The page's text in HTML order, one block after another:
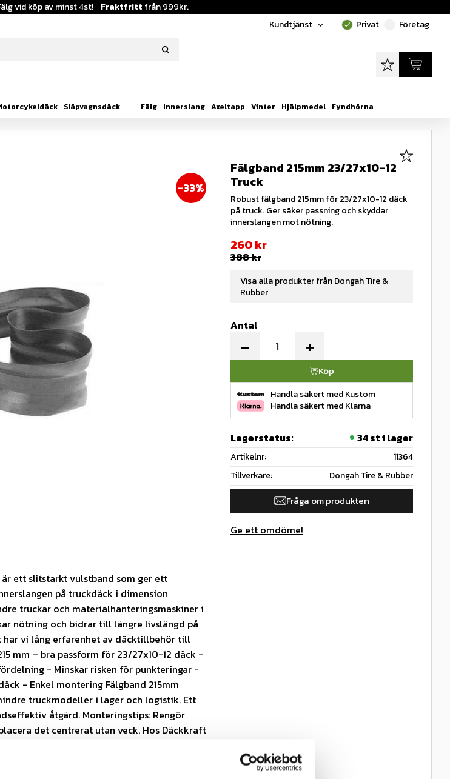
vid köp av minst 4st! Fraktfritt från 999kr.
Kundtjänst done Privat Företag
Favoriter
Kundvagn
Släpvagnsdäck Fälg Innerslang Axeltapp Vinter Hjälpmedel Fyndhörna
33%
Fälgband 215mm 23/27x10-12
Truck
Robust fälgband 215mm för 23/27x10-12 däck
på truck. Ger säker passning och skyddar
innerslangen mot nötning.
Nedsatt pris:
260kr
Ordinarie pris:
388kr
Antal
+
-
Köp
Handla säkert med Kustom
Handla säkert med Klarna
Lägg till
Lagerstatus 34 st i lager
Artikelnr
11364
Tillverkare
Dongah Tire & Rubber
Fråga om produkten
Visa alla produkter från Dongah Tire &
Rubber
Ge ett omdöme!
är ett slitstarkt vulstband som ger ett
på truckdäck i dimension
truckar och materialhanteringsmaskiner i
nötning och bidrar till längre livslängd på
har vi lång erfarenhet av däcktillbehör till
mm – bra passform för 23/27x10-12 däck -
- Minskar risken för punkteringar -
- Enkel montering Fälgband 215mm
truckmodeller i lager och logistik. Ett
åtgärd. Monteringstips: Rengör
det centrerat utan veck. Hos Däckkraft